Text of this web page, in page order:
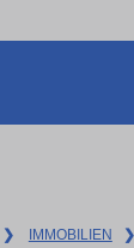
❯ IMMOBILIEN ❯